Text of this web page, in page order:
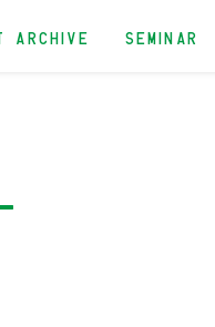
ARCHIVE SEMINAR